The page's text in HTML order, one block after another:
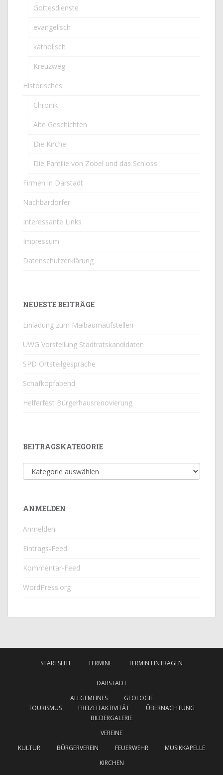
Gottesdienste
evangelisch
katholisch
Kreuzweg
Historisches
Chronik
Alte Geschichten
Die Kirche
Die Familie von Zobel und das Schloss
Firmen in Darstadt
Nachbardörfer
Interessante Links
Impressum
Datenschutzerklärung
NEUESTE BEITRÄGE
Einladung zum Maibaumaufstellen
UWG Vorstellung Stadtratskandidaten
SPD Ortsteilgespräche
Schafkopfabend
Helferfest Bürgerhausrenovierung
BEITRAGSKATEGORIE
Beitragskategorie
ANMELDEN
Anmelden
Eintrags-Feed
Kommentar-Feed
WordPress.org
STARTSEITE TERMINE TERMIN EINTRAGEN
DARSTADT
ALLGEMEINES
GEOLOGIE
TOURISMUS
FREIZEITAKTIVITÄT
ÜBERNACHTUNG
BILDERGALERIE
VEREINE
KULTUR
BÜRGERVEREIN FEUERWEHR
MUSIKKAPELLE
KIRCHEN